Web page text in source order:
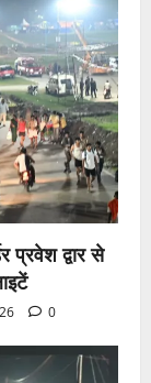
प्रवेश द्वार से
0